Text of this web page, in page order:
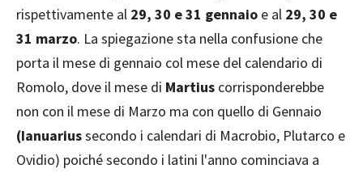
rispettivamente al 29, 30 e 31 gennaio e al 29, 30 e
31 marzo. La spiegazione sta nella confusione che
porta il mese di gennaio col mese del calendario di
Romolo, dove il mese di Martius corrisponderebbe
non con il mese di Marzo ma con quello di Gennaio
(Ianuariussecondo i calendari di Macrobio, Plutarco e
Ovidio) poiché secondo i latini l'anno cominciava a